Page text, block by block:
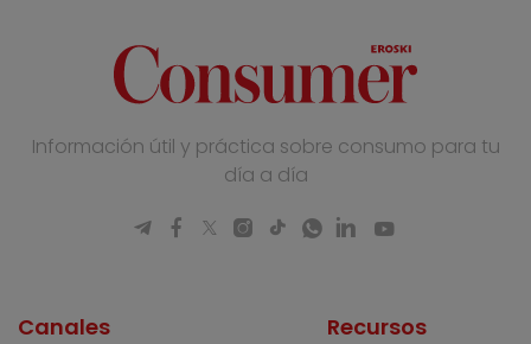
Información útil y práctica sobre consumo para tu
día a día
Canales Recursos